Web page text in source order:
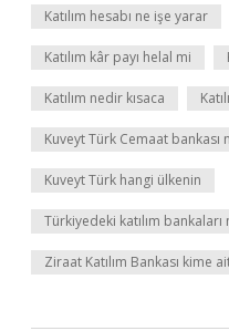
Katılım hesabı ne işe yarar
Katılım kâr payı helal mi
Katılım nedir kısaca
Kuveyt Türk Cemaat bankası
Kuveyt Türk hangi ülkenin
Türkiyedeki katılım
Ziraat Katılım Bankası kime